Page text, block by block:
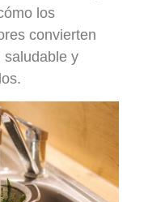
los
convierten
saludable y